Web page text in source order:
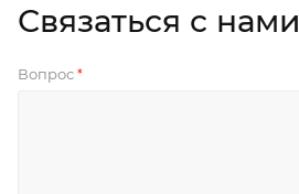
Связаться с нами
Вопрос *